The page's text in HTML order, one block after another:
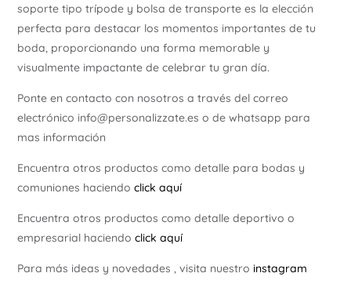
soporte tipo trípode y bolsa de transporte es la elección
perfecta para destacar los momentos importantes de tu
boda, proporcionando una forma memorable y
visualmente impactante de celebrar tu gran día.
Ponte en contacto con nosotros a través del correo
electrónico info@personalizzate.es o de whatsapp para
mas información
Encuentra otros productos como detalle para bodas y
comuniones haciendo click aquí
Encuentra otros productos como detalle deportivo o
empresarial haciendo click aquí
Para más ideas y novedades , visita nuestro instagram